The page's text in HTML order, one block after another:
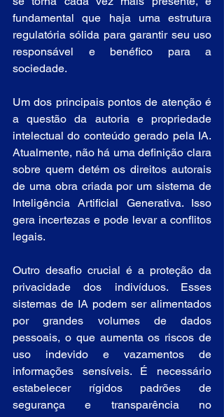
fundamental que haja uma estrutura
regulatória sólida para garantir seu uso
responsável e benéfico para a
sociedade.
Um dos principais pontos de atenção é
a questão da autoria e propriedade
intelectual do conteúdo gerado pela IA.
Atualmente, não há uma definição clara
sobre quem detém os direitos autorais
de uma obra criada por um sistema de
Inteligência Artificial Generativa. Isso
gera incertezas e pode levar a conflitos
legais.
Outro desafio crucial é a proteção da
privacidade dos indivíduos. Esses
sistemas de IA podem ser alimentados
por grandes volumes de dados
pessoais, o que aumenta os riscos de
uso indevido e vazamentos de
informações sensíveis. É necessário
estabelecer rígidos padrões de
segurança e transparência no